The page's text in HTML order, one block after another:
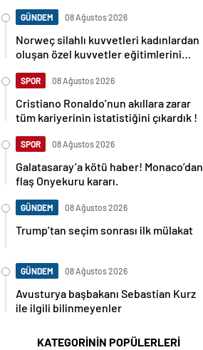
GÜNDEM 08 Ağustos 2026
Norweç silahlı kuvvetleri kadınlardan
oluşan özel kuvvetler eğitimlerini
SPOR 08 Ağustos 2026
Cristiano Ronaldo’nun akıllara zarar
tüm kariyerinin istatistiğini çıkardık !
SPOR 08 Ağustos 2026
Galatasaray’a kötü haber! Monaco’dan
flaş Onyekuru kararı.
GÜNDEM 08 Ağustos 2026
Trump’tan seçim sonrası ilk mülakat
GÜNDEM 08 Ağustos 2026
Avusturya başbakanı Sebastian Kurz
ile ilgili bilinmeyenler
KATEGORİNİN POPÜLERLERİ